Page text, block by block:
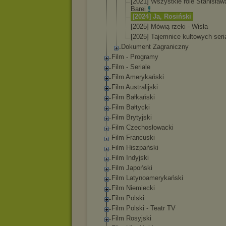
Barei
[2024] Ja, Rosiński
[2025] Mówią rzeki - Wisła
[2025] Tajemnice kultowych
Dokument Zagraniczny
Film - Programy
Film - Seriale
Film Amerykański
Film Australijski
Film Bałkański
Film Bałtycki
Film Brytyjski
Film Czechosłowacki
Film Francuski
Film Hiszpański
Film Indyjski
Film Japoński
Film Latynoamerykański
Film Niemiecki
Film Polski
Film Polski - Teatr TV
Film Rosyjski